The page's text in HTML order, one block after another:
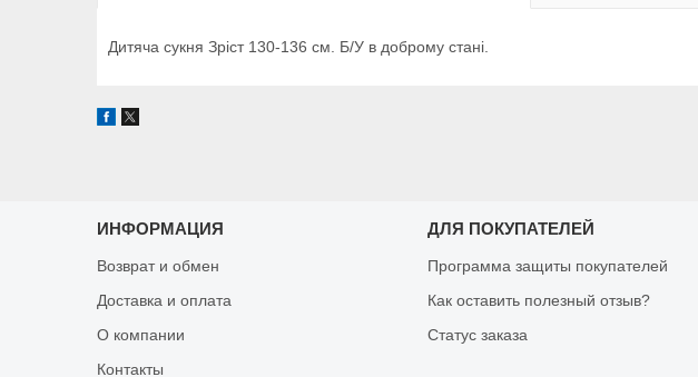
Дитяча сукня Зріст 130-136 см. Б/У в доброму стані.
ИНФОРМАЦИЯ
Возврат и обмен
Доставка и оплата
О компании
Контакты
ДЛЯ ПОКУПАТЕЛЕЙ
Программа защиты покупателей
Как оставить полезный отзыв?
Статус заказа